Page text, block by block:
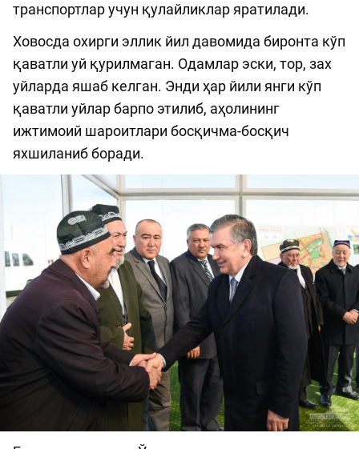
транспортлар учун қулайликлар яратилади.
Ховосда охирги эллик йил давомида биронта кўп
қаватли уй қурилмаган. Одамлар эски, тор, зах
уйларда яшаб келган. Энди ҳар йили янги кўп
қаватли уйлар барпо этилиб, аҳолининг
ижтимоий шароитлари босқичма-босқич
яхшиланиб боради.